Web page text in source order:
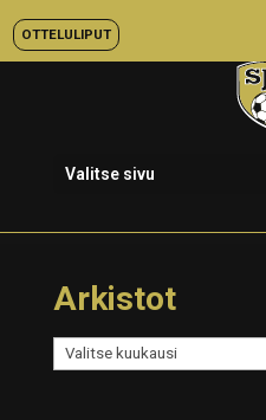
OTTELULIPUT
Valitse sivu
Arkistot
Arkistot